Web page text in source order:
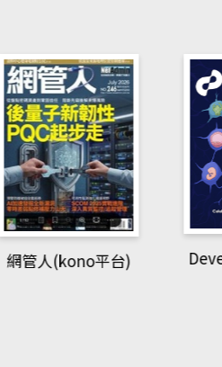
Developmetal cell